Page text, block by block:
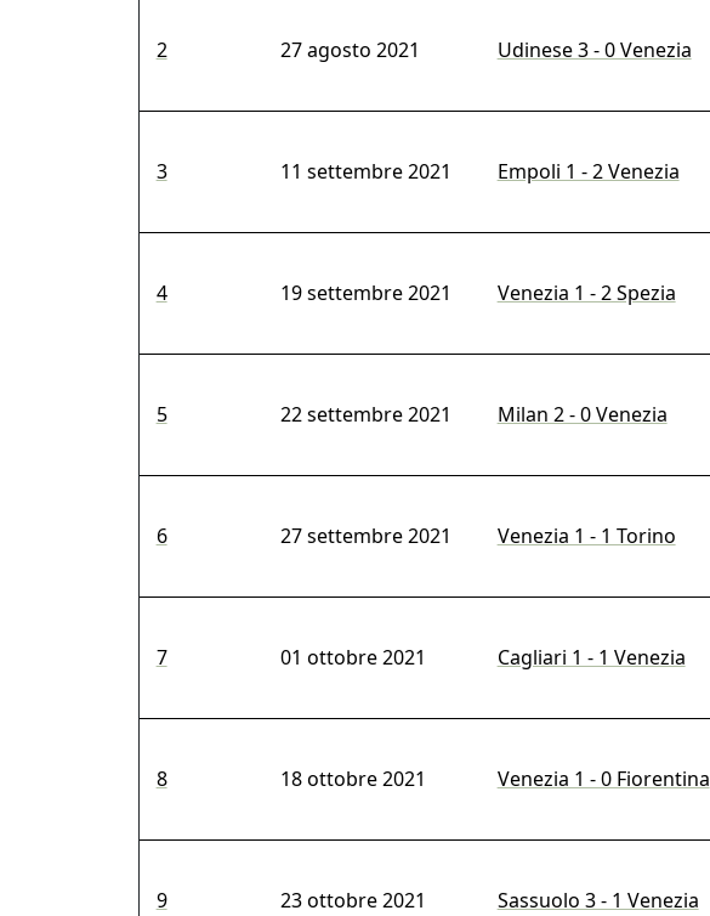
2 27 agosto 2021 Udinese 3 - 0 Venezia
3 11 settembre 2021 Empoli 1 - 2 Venezia
4 19 settembre 2021 Venezia 1 - 2 Spezia
5 22 settembre 2021 Milan 2 - 0 Venezia
6 27 settembre 2021 Venezia 1 - 1 Torino
7 01 ottobre 2021 Cagliari 1 - 1 Venezia
8 18 ottobre 2021 Venezia 1 - 0 Fiorentina
9 23 ottobre 2021 Sassuolo 3 - 1 Venezia